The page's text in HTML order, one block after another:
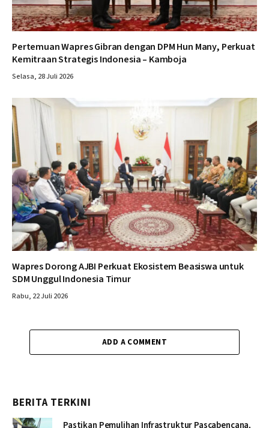
Pertemuan Wapres Gibran dengan DPM Hun Many, Perkuat
Kemitraan Strategis Indonesia – Kamboja
Selasa, 28 Juli 2026
Wapres Dorong AJBI Perkuat Ekosistem Beasiswa untuk
SDM Unggul Indonesia Timur
Rabu, 22 Juli 2026
ADD A COMMENT
BERITA TERKINI
Pastikan Pemulihan Infrastruktur Pascabencana,